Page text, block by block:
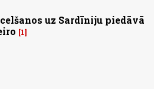
uz Sardīniju piedāvā
1